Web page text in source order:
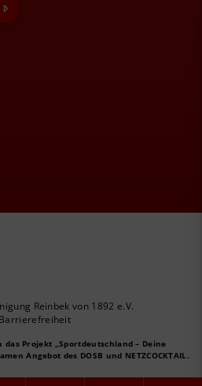
Reinbek von 1892 e.V.
Barrierefreiheit
das Projekt
„Sportdeutschland – Deine
Angebot des DOSB und NETZCOCKTAIL.